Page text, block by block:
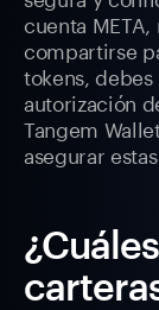
cuenta
compartirse
tokens,
autorización
Tangem
asegurar